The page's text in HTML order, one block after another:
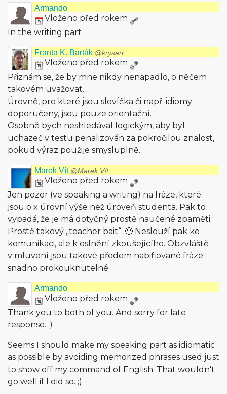
Armando
Vloženo před rokem
In the writing part
Franta K. Barták @krysarr
Vloženo před rokem
Přiznám se, že by mne nikdy nenapadlo, o něčem
takovém uvažovat.
Úrovně, pro které jsou slovíčka či např. idiomy
doporučeny, jsou pouze orientační.
Osobně bych neshledával logickým, aby byl
uchazeč v testu penalizován za pokročilou znalost,
pokud výraz použije smysluplně.
Marek Vít @Marek Vít
Vloženo před rokem
Jen pozor (ve speaking a writing) na fráze, které
jsou o x úrovní výše než úroveň studenta. Pak to
vypadá, že je má dotyčný prostě naučené zpaměti.
Prostě takový „teacher bait“. 🙂 Neslouží pak ke
komunikaci, ale k oslnění zkoušejícího. Obzvláště
v mluvení jsou takové předem nabiflované fráze
snadno prokouknutelné.
Armando
Vloženo před rokem
Thank you to both of you. And sorry for late
response. ;)
Seems I should make my speaking part as idiomatic
as possible by avoiding memorized phrases used just
to show off my command of English. That wouldn't
go well if I did so. ;)